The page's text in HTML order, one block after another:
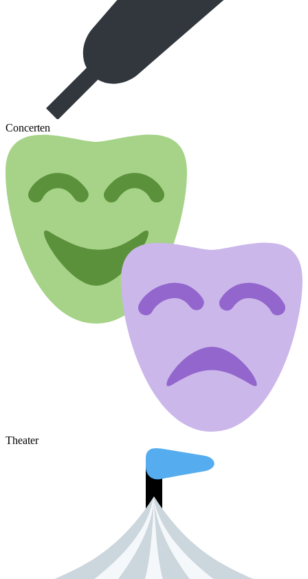
Concerten
Theater